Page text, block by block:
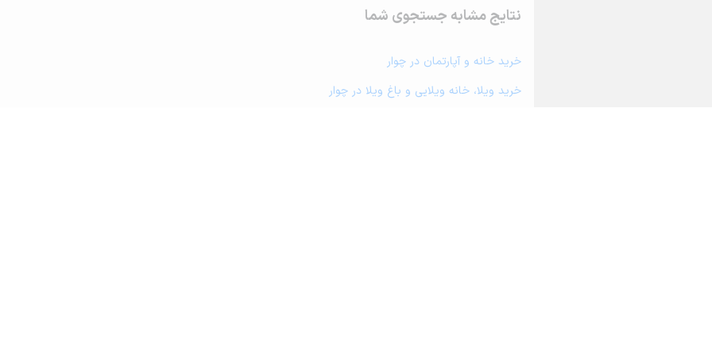
نتایج مشابه جستجوی شما
خرید خانه و آپارتمان در چوار
خرید ویلا، خانه ویلایی و باغ ویلا در چوار